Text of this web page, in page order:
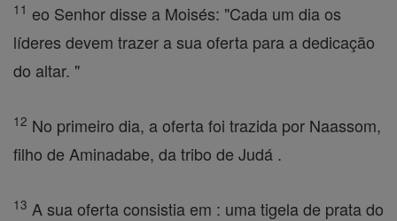
11 eo Senhor disse a Moisés: "Cada um dia os
líderes devem trazer a sua oferta para a dedicação
do altar. "
12 No primeiro dia, a oferta foi trazida por Naassom,
filho de Aminadabe, da tribo de Judá .
13 A sua oferta consistia em : uma tigela de prata do